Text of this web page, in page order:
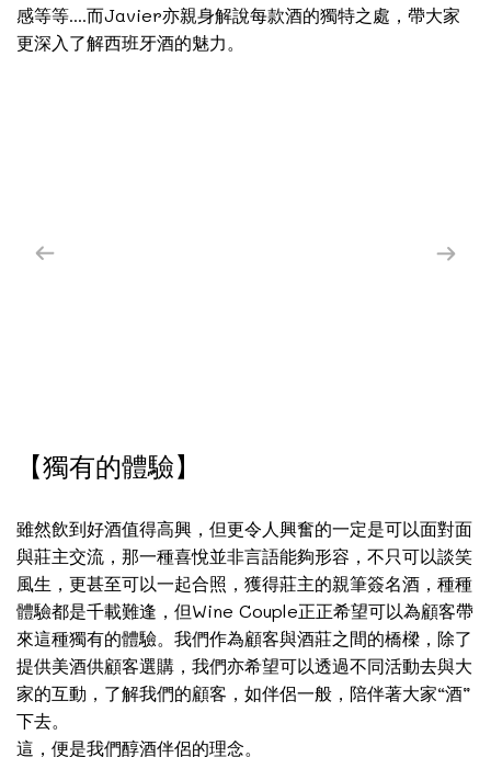
感等等....而Javier亦親身解說每款酒的獨特之處，帶大家
更深入了解西班牙酒的魅力。
【獨有的體驗】
雖然飲到好酒值得高興，但更令人興奮的一定是可以面對面
與莊主交流，那一種喜悅並非言語能夠形容，不只可以談笑
風生，更甚至可以一起合照，獲得莊主的親筆簽名酒，種種
體驗都是千載難逢，但Wine Couple正正希望可以為顧客帶
來這種獨有的體驗。我們作為顧客與酒莊之間的橋樑，除了
提供美酒供顧客選購，我們亦希望可以透過不同活動去與大
家的互動，了解我們的顧客，如伴侶一般，陪伴著大家“酒”
下去。
這，便是我們醇酒伴侶的理念。